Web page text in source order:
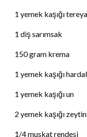
1 yemek kaşığı
1 diş sarımsak
150 gram krema
1 yemek kaşığı hardal
1 yemek kaşığı un
2 yemek kaşığı
1/4 muskat rendesi